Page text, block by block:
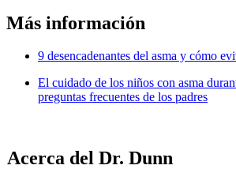
Más información
9 desencadenantes del asma y cómo
El cuidado de los niños con asma
preguntas frecuentes de los padres
Acerca del Dr. Dunn